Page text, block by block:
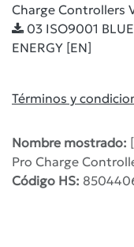
Charge Controllers
03 ISO9001
ENERGY [EN]
Términos y
Nombre mostrado:
Pro Charge
Código HS: